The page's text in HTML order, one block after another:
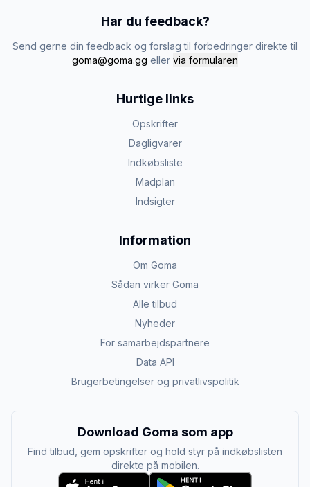
Har du feedback?
Send gerne din feedback og forslag til forbedringer direkte til
goma@goma.gg eller via formularen
Hurtige links
Opskrifter
Dagligvarer
Indkøbsliste
Madplan
Indsigter
Information
Om Goma
Sådan virker Goma
Alle tilbud
Nyheder
For samarbejdspartnere
Data API
Brugerbetingelser og privatlivspolitik
Download Goma som app
Find tilbud, gem opskrifter og hold styr på indkøbslisten
direkte på mobilen.